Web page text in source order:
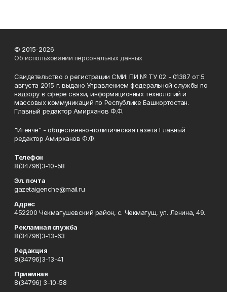
© 2015-2026
Об использовании персональных данных
Свидетельство о регистрации СМИ: ПИ № ТУ 02 - 01387 от 5
августа 2015 г. выдано Управлением федеральной службы по
надзору в сфере связи, информационных технологий и
массовых коммуникаций по Республике Башкортостан.
Главный редактор Амирханов Ф.Ф.
"Игенче" - общественно-политическая газета Главный
редактор Амирханов Ф.Ф.
Телефон
8(34796)3-10-58
Эл. почта
gazetaigenche@mail.ru
Адрес
452200 Чекмагушевский район, с. Чекмагуш, ул. Ленина, 49.
Рекламная служба
8(34796)3-13-63
Редакция
8(34796)3-13-41
Приемная
8(34796) 3-10-58